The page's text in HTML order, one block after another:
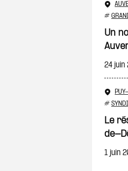
#
Un
24 juin
#
Le
de-
1 juin